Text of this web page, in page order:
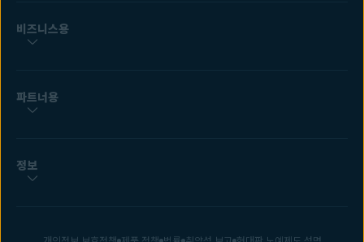
비즈니스용
파트너용
정보